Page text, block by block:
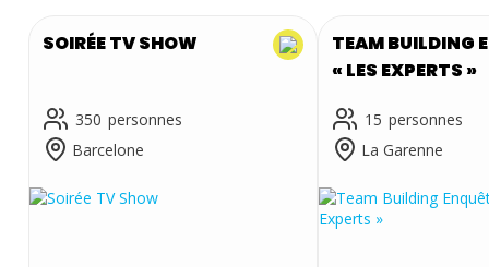
SOIRÉE TV SHOW
350
Barcelone
TEAM BUILDING
« LES EXPERTS »
15
La Garenne